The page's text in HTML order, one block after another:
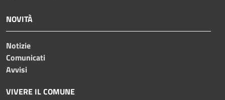
NOVITÀ
Notizie
Comunicati
Avvisi
VIVERE IL COMUNE